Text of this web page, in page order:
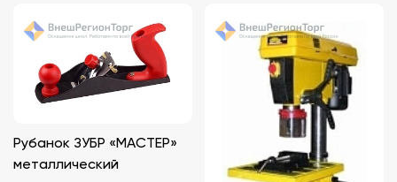
Рубанок ЗУБР «МАСТЕР»
металлический